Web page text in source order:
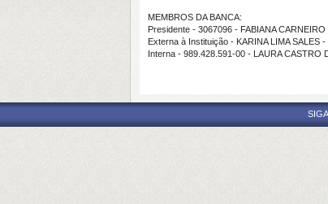
MEMBROS DA BANCA:
Presidente - 3067096 - FABIANA CARNEIRO
Externa à Instituição - KARINA LIMA SALES -
Interna - 989.428.591-00 - LAURA CASTRO